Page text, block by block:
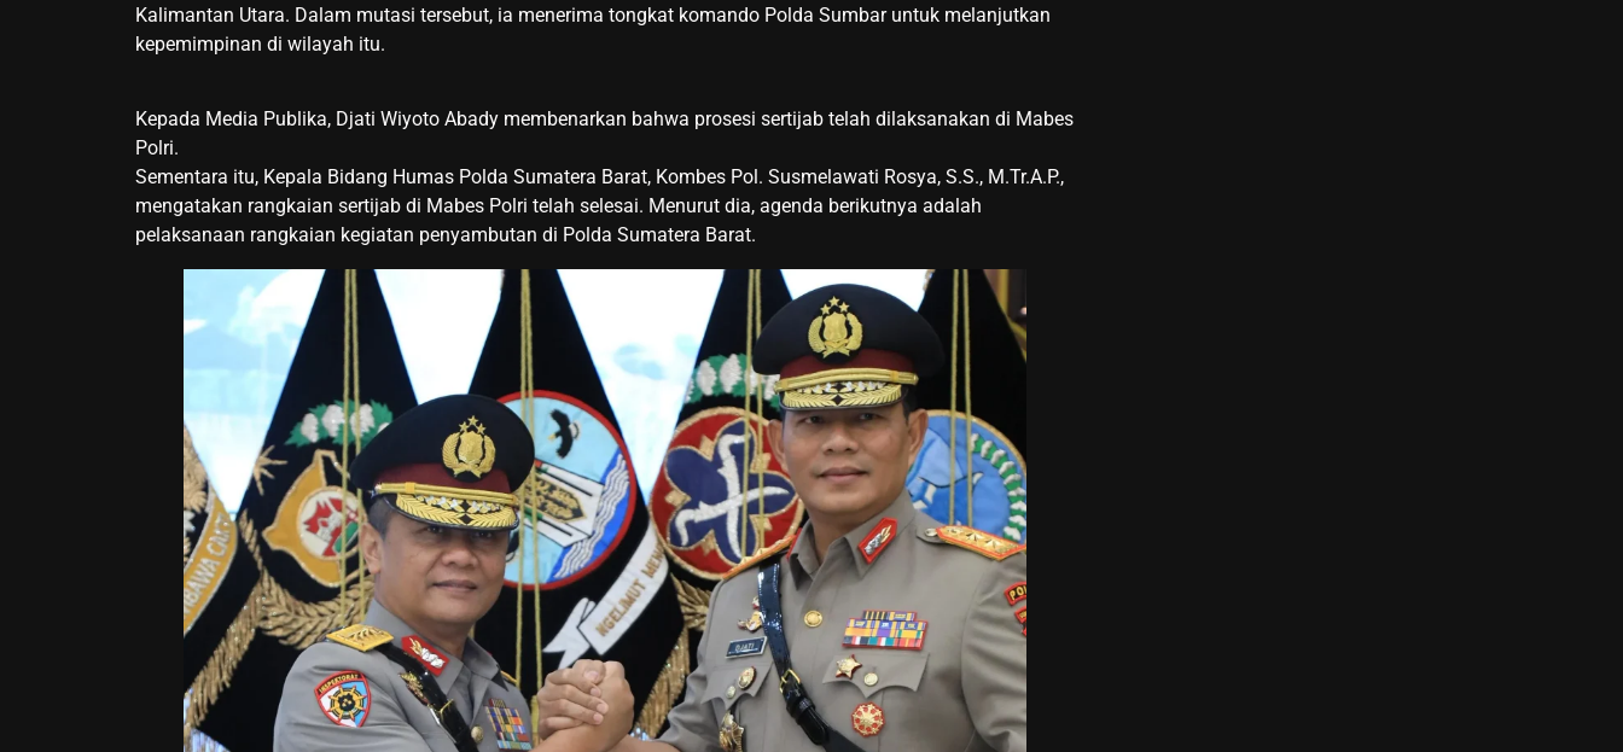
Kalimantan Utara. Dalam mutasi tersebut, ia menerima tongkat komando Polda Sumbar untuk melanjutkan
kepemimpinan di wilayah itu.
Kepada Media Publika, Djati Wiyoto Abady membenarkan bahwa prosesi sertijab telah dilaksanakan di Mabes
Polri.
Sementara itu, Kepala Bidang Humas Polda Sumatera Barat, Kombes Pol. Susmelawati Rosya, S.S., M.Tr.A.P.,
mengatakan rangkaian sertijab di Mabes Polri telah selesai. Menurut dia, agenda berikutnya adalah
pelaksanaan rangkaian kegiatan penyambutan di Polda Sumatera Barat.